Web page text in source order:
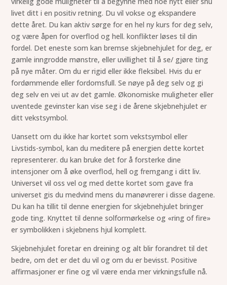
livet ditt i en positiv retning. Du vil vokse og ekspandere
dette året. Du kan aktiv sørge for en hel ny kurs for deg selv,
og være åpen for overflod og hell. konflikter løses til din
fordel. Det eneste som kan bremse skjebnehjulet for deg, er
gamle inngrodde mønstre, eller uvillighet til å se/ gjøre ting
på nye måter. Om du er rigid eller ikke fleksibel. Hvis du er
fordømmende eller fordomsfull. Se nøye på deg selv og gi
deg selv en vei ut av det gamle. Økonomiske muligheter eller
uventede gevinster kan vise seg i de årene skjebnehjulet er
ditt vekstsymbol.
Uansett om du ikke har kortet som vekstsymbol eller
Livstids-symbol, kan du meditere på energien dette kortet
representerer. du kan bruke det for å forsterke dine
intensjoner om å øke overflod, hell og fremgang i ditt liv.
Universet vil oss vel og med dette kortet som gave fra
universet gis du medvind mens du manøvrerer i disse dagene.
Du kan ha tillit til denne energien for skjebnehjulet bringer
gode ting. Knyttet til denne solformørkelse og «ring of fire»
er symbolikken i skjebnens hjul komplett.
Skjebnehjulet foretar en dreining og alt blir forandret til det
bedre, om det er det du vil og om du er bevisst. Positive
affirmasjoner er fine og vil være enda mer virkningsfulle nå.